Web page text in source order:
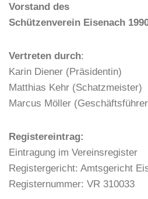
Vorstand des
Schützenverein Eisenach
Vertreten durch:
Karin Diener (Präsidentin)
Matthias Kehr (Schatzmeister)
Marcus Möller
Registereintrag:
Eintragung im Vereinsregister
Registergericht: Amtsgericht
Registernummer: VR 310033